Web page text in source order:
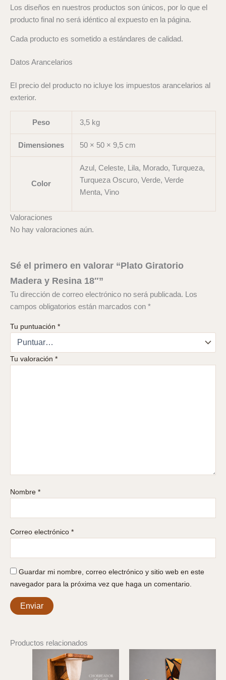
Los diseños en nuestros productos son únicos, por lo que el
producto final no será idéntico al expuesto en la página.
Cada producto es sometido a estándares de calidad.
Datos Arancelarios
El precio del producto no icluye los impuestos arancelarios al
exterior.
Peso 3,5 kg
Dimensiones 50 × 50 × 9,5 cm
Color
Azul, Celeste, Lila, Morado, Turqueza,
Turqueza Oscuro, Verde, Verde
Menta, Vino
Valoraciones
No hay valoraciones aún.
Sé el primero en valorar “Plato Giratorio
Madera y Resina 18″”
Tu dirección de correo electrónico no será publicada.
Los
campos obligatorios están marcados con *
Tu puntuación *
Tu valoración *
Nombre *
Correo electrónico *
Guardar mi nombre, correo electrónico y sitio web en este
navegador para la próxima vez que haga un comentario.
Productos relacionados